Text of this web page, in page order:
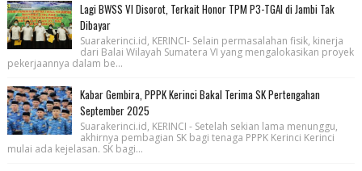
Lagi BWSS VI Disorot, Terkait Honor TPM P3-TGAI di Jambi Tak
Dibayar
Suarakerinci.id, KERINCI- Selain permasalahan fisik, kinerja
dari Balai Wilayah Sumatera VI yang mengalokasikan proyek
pekerjaannya dalam be...
Kabar Gembira, PPPK Kerinci Bakal Terima SK Pertengahan
September 2025
Suarakerinci.id, KERINCI - Setelah sekian lama menunggu,
akhirnya pembagian SK bagi tenaga PPPK Kerinci Kerinci
mulai ada kejelasan. SK bagi...